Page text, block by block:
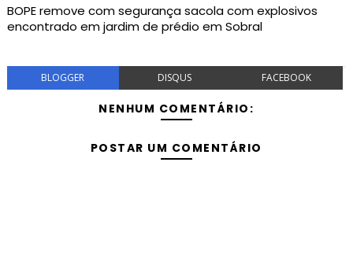
BOPE remove com segurança sacola com explosivos
encontrado em jardim de prédio em Sobral
BLOGGER DISQUS FACEBOOK
NENHUM COMENTÁRIO:
POSTAR UM COMENTÁRIO